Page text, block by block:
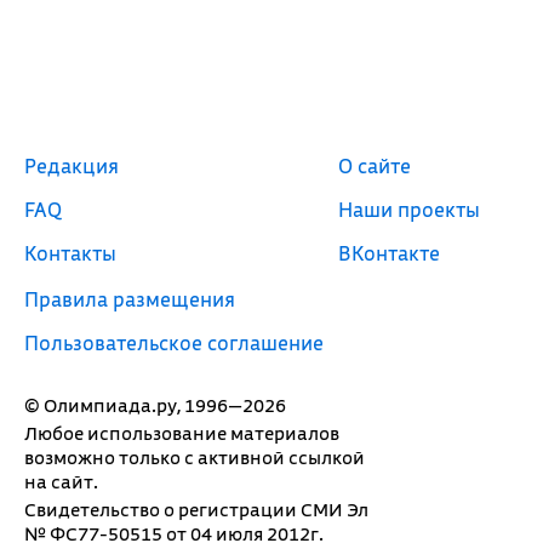
© Олимпиада.ру, 1996—2026
Любое использование материалов
возможно только с активной ссылкой
на сайт.
Свидетельство о регистрации СМИ Эл
№ ФС77-50515 от 04 июля 2012г.
Редакция
FAQ
Контакты
Правила размещения
Пользовательское соглашение
О сайте
Наши проекты
ВКонтакте